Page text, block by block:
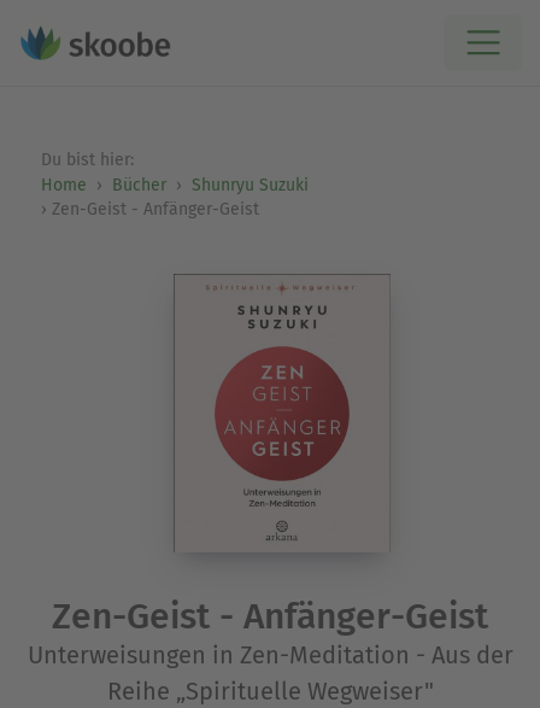
Du bist hier:
Home
Bücher
Shunryu Suzuki
Zen-Geist - Anfänger-Geist
Zen-Geist - Anfänger-Geist
Unterweisungen in Zen-Meditation - Aus der
Reihe „Spirituelle Wegweiser"